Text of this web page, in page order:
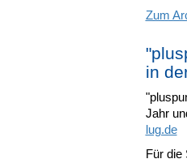
Zum
in
Jahr
lug.de
Für die